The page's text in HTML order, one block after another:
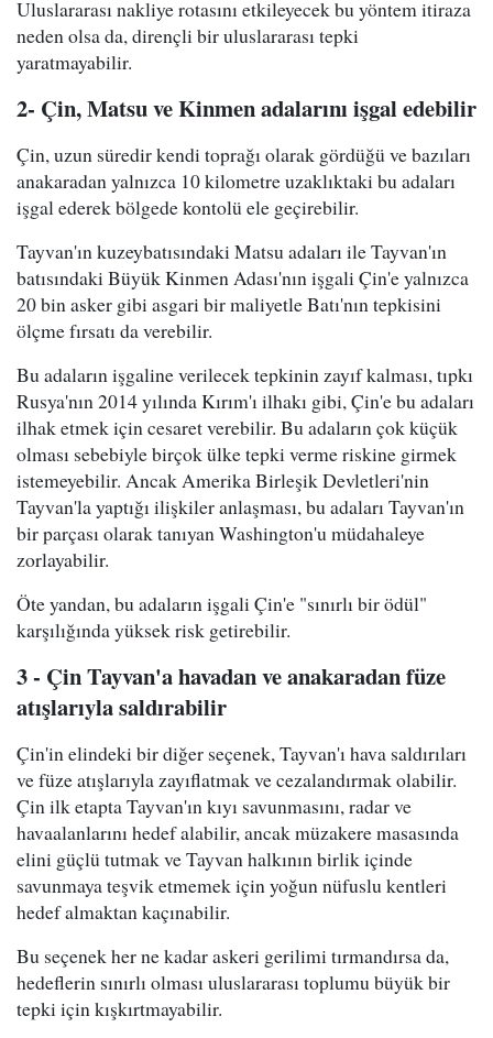
Uluslararası nakliye rotasını etkileyecek bu yöntem itiraza
neden olsa da, dirençli bir uluslararası tepki
yaratmayabilir.
2- Çin, Matsu ve Kinmen adalarını işgal edebilir
Çin, uzun süredir kendi toprağı olarak gördüğü ve bazıları
anakaradan yalnızca 10 kilometre uzaklıktaki bu adaları
işgal ederek bölgede kontolü ele geçirebilir.
Tayvan'ın kuzeybatısındaki Matsu adaları ile Tayvan'ın
batısındaki Büyük Kinmen Adası'nın işgali Çin'e yalnızca
20 bin asker gibi asgari bir maliyetle Batı'nın tepkisini
ölçme fırsatı da verebilir.
Bu adaların işgaline verilecek tepkinin zayıf kalması, tıpkı
Rusya'nın 2014 yılında Kırım'ı ilhakı gibi, Çin'e bu adaları
ilhak etmek için cesaret verebilir. Bu adaların çok küçük
olması sebebiyle birçok ülke tepki verme riskine girmek
istemeyebilir. Ancak Amerika Birleşik Devletleri'nin
Tayvan'la yaptığı ilişkiler anlaşması, bu adaları Tayvan'ın
bir parçası olarak tanıyan Washington'u müdahaleye
zorlayabilir.
Öte yandan, bu adaların işgali Çin'e "sınırlı bir ödül"
karşılığında yüksek risk getirebilir.
3 - Çin Tayvan'a havadan ve anakaradan füze
atışlarıyla saldırabilir
Çin'in elindeki bir diğer seçenek, Tayvan'ı hava saldırıları
ve füze atışlarıyla zayıflatmak ve cezalandırmak olabilir.
Çin ilk etapta Tayvan'ın kıyı savunmasını, radar ve
havaalanlarını hedef alabilir, ancak müzakere masasında
elini güçlü tutmak ve Tayvan halkının birlik içinde
savunmaya teşvik etmemek için yoğun nüfuslu kentleri
hedef almaktan kaçınabilir.
Bu seçenek her ne kadar askeri gerilimi tırmandırsa da,
hedeflerin sınırlı olması uluslararası toplumu büyük bir
tepki için kışkırtmayabilir.